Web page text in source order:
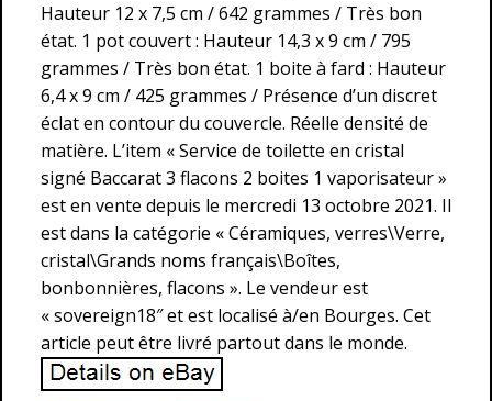
Hauteur 12 x 7,5 cm / 642 grammes / Très bon
état. 1 pot couvert : Hauteur 14,3 x 9 cm / 795
grammes / Très bon état. 1 boite à fard : Hauteur
6,4 x 9 cm / 425 grammes / Présence d’un discret
éclat en contour du couvercle. Réelle densité de
matière. L’item « Service de toilette en cristal
signé Baccarat 3 flacons 2 boites 1 vaporisateur »
est en vente depuis le mercredi 13 octobre 2021. Il
est dans la catégorie « Céramiques, verres\Verre,
cristal\Grands noms français\Boîtes,
bonbonnières, flacons ». Le vendeur est
« sovereign18″ et est localisé à/en Bourges. Cet
article peut être livré partout dans le monde.